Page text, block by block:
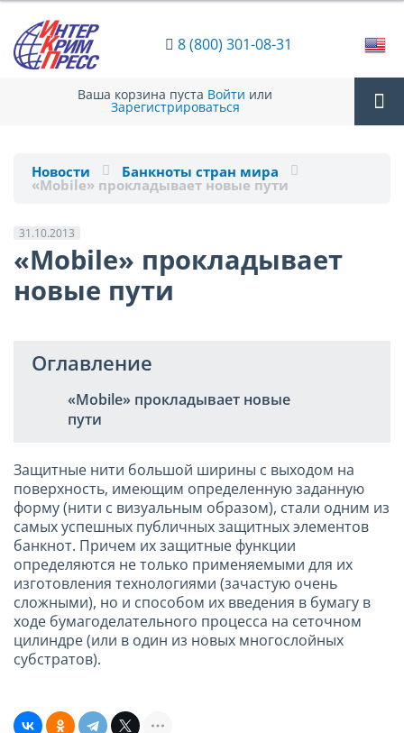
8 (800) 301-08-31
Ваша корзина пуста Войти или
Зарегистрироваться
Новости Банкноты стран мира
«Mobile» прокладывает новые пути
31.10.2013
«Mobile» прокладывает
новые пути
Оглавление
«Mobile» прокладывает новые
пути
Защитные нити большой ширины с выходом на
поверхность, имеющим определенную заданную
форму (нити с визуальным образом), стали одним из
самых успешных публичных защитных элементов
банкнот. Причем их защитные функции
определяются не только применяемыми для их
изготовления технологиями (зачастую очень
сложными), но и способом их введения в бумагу в
ходе бумагоделательного процесса на сеточном
цилиндре (или в один из новых многослойных
субстратов).